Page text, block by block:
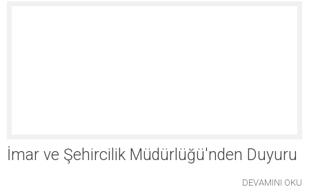
İmar ve Şehircilik Müdürlüğü'nden Duyuru
DEVAMINI OKU